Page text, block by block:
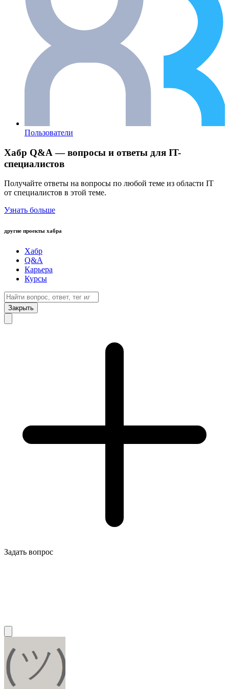
Пользователи
Хабр Q&A — вопросы и ответы для IT-
специалистов
Получайте ответы на вопросы по любой теме из области IT
от специалистов в этой теме.
Узнать больше
другие проекты хабра
Хабр
Q&A
Карьера
Курсы
Закрыть
Задать вопрос